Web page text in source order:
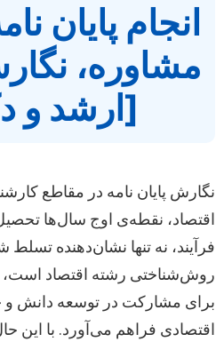
انجام پایان
مشاوره،
[ارشد و
نگارش پایان نامه در مقاطع
اقتصاد، نقطه‌ی اوج سال‌ها
فرآیند، نه تنها نشان‌دهنده
روش‌شناختی رشته اقتصاد است،
برای مشارکت در توسعه دانش و
اقتصادی فراهم می‌آورد. با این